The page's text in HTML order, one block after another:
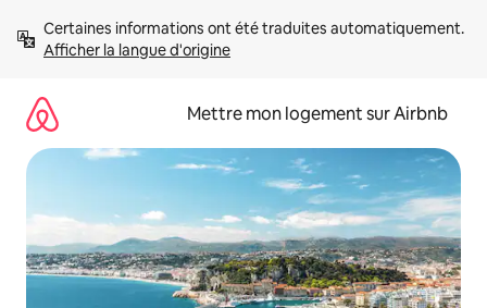
directement
Afficher la langue d'origine
Mettre mon logement sur Airbnb